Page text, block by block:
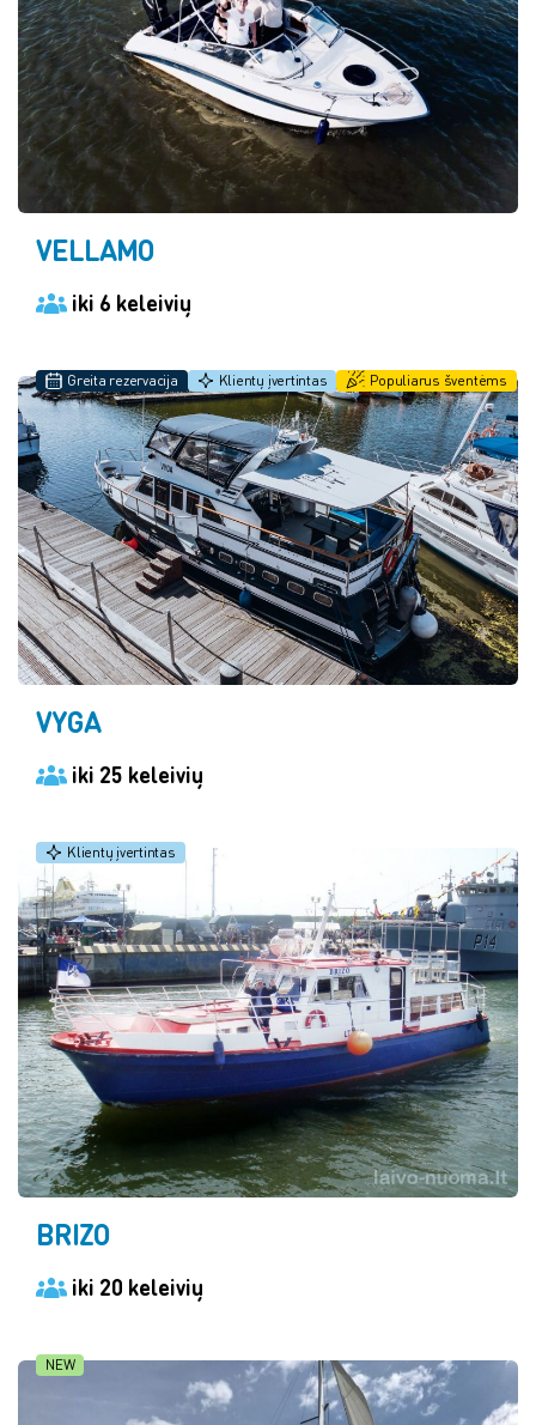
VELLAMO
iki 6 keleivių
Greita rezervacija Klientų įvertintas Populiarus šventėms
VYGA
iki 25 keleivių
Klientų įvertintas
BRIZO
iki 20 keleivių
NEW